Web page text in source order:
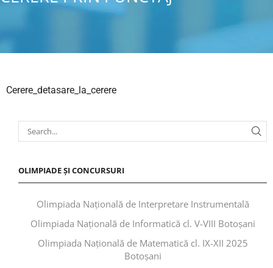
Cerere_detasare_la_cerere
OLIMPIADE ȘI CONCURSURI
Olimpiada Națională de Interpretare Instrumentală
Olimpiada Națională de Informatică cl. V-VIII Botoșani
Olimpiada Națională de Matematică cl. IX-XII 2025
Botoșani